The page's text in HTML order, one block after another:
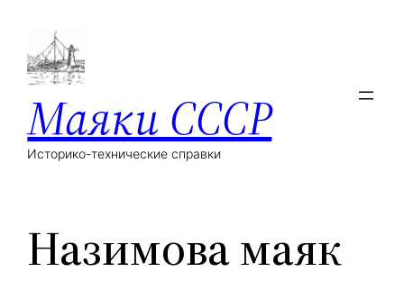
Маяки СССР
Историко-технические справки
Назимова маяк